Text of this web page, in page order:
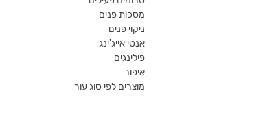
מסכות פנים
ניקוי פנים
אנטי אייג'ינג
פילינגים
איפור
מוצרים לפי סוג עור